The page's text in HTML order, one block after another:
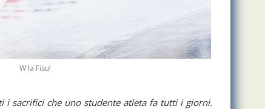
W la Fisu!
i sacrifici che uno studente atleta fa tutti i giorni.